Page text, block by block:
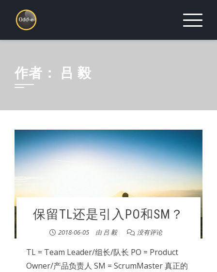
content
作者： 吕 毅
保留TL还是引入PO和SM？
2018-06-05 由 吕 毅 没有评论
TL = Team Leader/组长/队长 PO = Product
Owner/产品负责人 SM = ScrumMaster 真正的